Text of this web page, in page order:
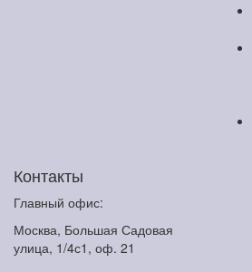
Контакты
Главный офис:
Москва, Большая Садовая
улица, 1/4с1, оф. 21